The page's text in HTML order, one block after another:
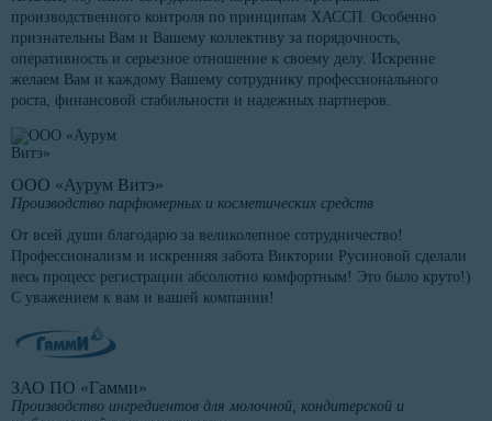
производственного контроля по принципам ХАССП. Особенно
признательны Вам и Вашему коллективу за порядочность,
оперативность и серьезное отношение к своему делу. Искренне
желаем Вам и каждому Вашему сотруднику профессионального
роста, финансовой стабильности и надежных партнеров.
ООО «Аурум Витэ»
Производство парфюмерных и косметических средств
От всей души благодарю за великолепное сотрудничество!
Профессионализм и искренняя забота Виктории Русиновой сделали
весь процесс регистрации абсолютно комфортным! Это было круто!)
С уважением к вам и вашей компании!
ЗАО ПО «Гамми»
Производство ингредиентов для молочной, кондитерской и